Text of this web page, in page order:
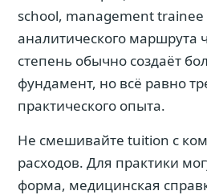
school, management trainee
аналитического маршрута
степень обычно создаёт
фундамент, но всё равно
практического опыта.
Не смешивайте tuition с
расходов. Для практики
форма, медицинская